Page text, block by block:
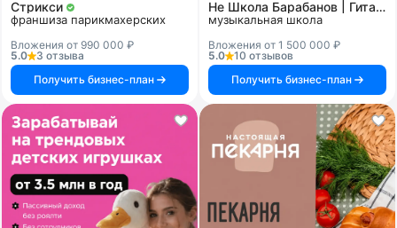
Стрикси
франшиза парикмахерских
Вложения от 990 000 ₽
5.0
3 отзыва
Получить бизнес-план
Не Школа Барабанов | Гитары | Вокала | KIDS
музыкальная школа
Вложения от 1 500 000 ₽
5.0
10 отзывов
Получить бизнес-план